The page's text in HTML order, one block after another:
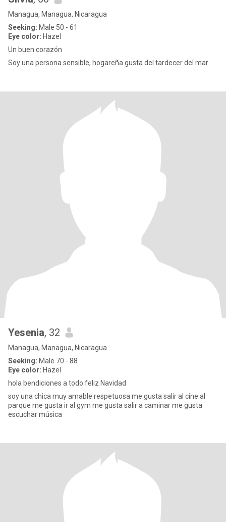
Managua, Managua, Nicaragua
Seeking: Male 50 - 61
Eye color: Hazel
Un buen corazón
Soy una persona sensible, hogareña gusta del tardecer del mar
Yesenia, 32
Managua, Managua, Nicaragua
Seeking: Male 70 - 88
Eye color: Hazel
hola bendiciones a todo feliz Navidad
soy una chica muy amable respetuosa me gusta salir al cine al
parque me gusta ir al gym me gusta salir a caminar me gusta
escuchar música